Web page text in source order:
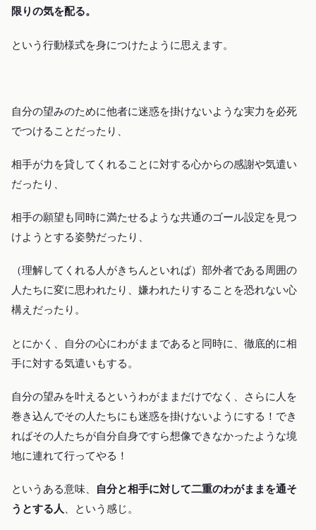
限りの気を配る。
という行動様式を身につけたように思えます。
自分の望みのために他者に迷惑を掛けないような実力を必死
でつけることだったり、
相手が力を貸してくれることに対する心からの感謝や気遣い
だったり、
相手の願望も同時に満たせるような共通のゴール設定を見つ
けようとする姿勢だったり、
（理解してくれる人がきちんといれば）部外者である周囲の
人たちに変に思われたり、嫌われたりすることを恐れない心
構えだったり。
とにかく、自分の心にわがままであると同時に、徹底的に相
手に対する気遣いもする。
自分の望みを叶えるというわがままだけでなく、さらに人を
巻き込んでその人たちにも迷惑を掛けないようにする！でき
ればその人たちが自分自身ですら想像できなかったような境
地に連れて行ってやる！
というある意味、
自分と相手に対して二重のわがままを通そ
うとする人、という感じ。